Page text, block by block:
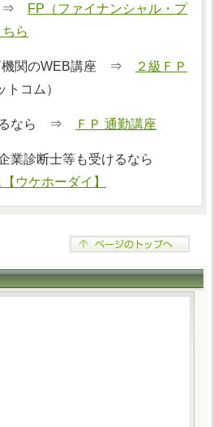
⇒
FP（ファイナンシャル・プ
ら
機関のWEB講座 ⇒
２級ＦＰ
トコム）
るなら ⇒ ＦＰ 通勤講座
業診断士等も受けるなら
ウケホーダイ】